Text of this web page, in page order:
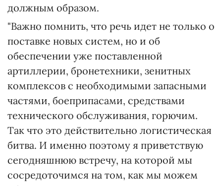
должным образом.
"Важно помнить, что речь идет не только о
поставке новых систем, но и об
обеспечении уже поставленной
артиллерии, бронетехники, зенитных
комплексов с необходимыми запасными
частями, боеприпасами, средствами
технического обслуживания, горючим.
Так что это действительно логистическая
битва. И именно поэтому я приветствую
сегодняшнюю встречу, на которой мы
сосредоточимся на том, как мы можем